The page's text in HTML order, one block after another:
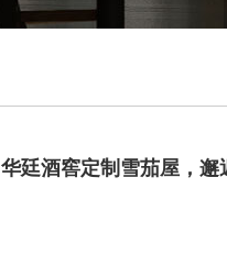
华廷酒窖定制雪茄屋，邂